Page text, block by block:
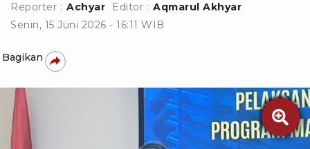
Reporter : Achyar Editor : Aqmarul Akhyar
Senin, 15 Juni 2026 - 16:11 WIB
Bagikan
